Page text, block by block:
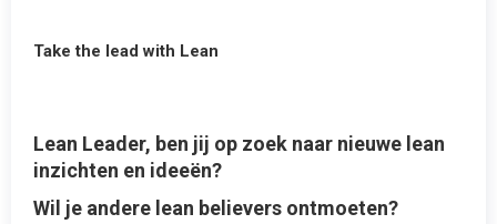
Take the lead with Lean
Lean Leader, ben jij op zoek naar nieuwe lean
inzichten en ideeën?
Wil je andere lean believers ontmoeten?